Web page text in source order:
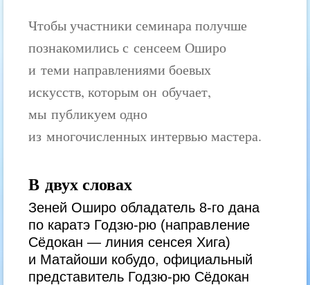
Чтобы участники семинара получше
познакомились с сенсеем Оширо
и теми направлениями боевых
искусств, которым он обучает,
мы публикуем одно
из многочисленных интервью мастера.
В двух словах
Зеней Оширо обладатель 8-го дана
по каратэ Годзю-рю (направление
Сёдокан — линия сенсея Хига)
и Матайоши кобудо, официальный
представитель Годзю-рю Сёдокан